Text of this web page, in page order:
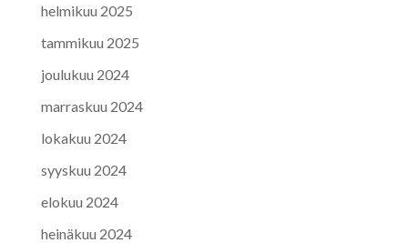
helmikuu 2025
tammikuu 2025
joulukuu 2024
marraskuu 2024
lokakuu 2024
syyskuu 2024
elokuu 2024
heinäkuu 2024